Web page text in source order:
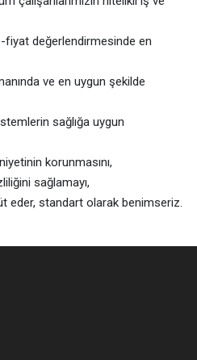
değerlendirmesinde en
ve en uygun şekilde
sağlığa uygun
korunmasını,
sağlamayı,
eder, standart olarak benimseriz.